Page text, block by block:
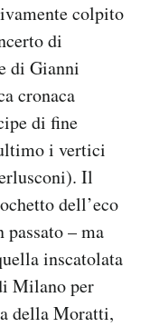
colpito
di
di Gianni
cronaca
di fine
i vertici
Il
dell’eco
– ma
inscatolata
Milano per
della Moratti,